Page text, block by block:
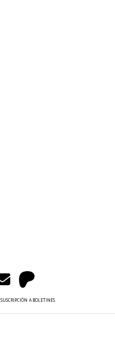
SUSCRIPCIÓN A BOLETINES